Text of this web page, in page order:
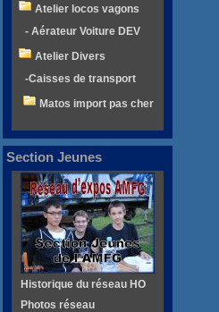
Atelier locos vagons
- Aérateur Voiture DEV
Atelier Divers
-Caisses de transport
Matos import pas cher
Section Jeunes
Historique du réseau HO
Photos réseau